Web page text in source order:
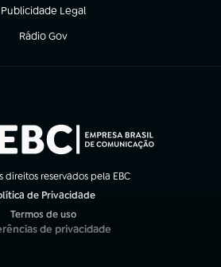
Publicidade Legal
(abre em nova aba)
Rádio Gov
(abre em nova aba)
direitos reservados pela EBC
de Privacidade
Termos de uso
(abre em nova aba)
de privacidade